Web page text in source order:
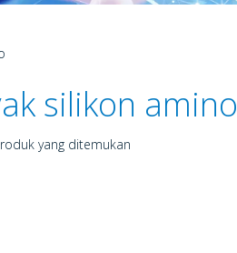
silikon amino
yang ditemukan